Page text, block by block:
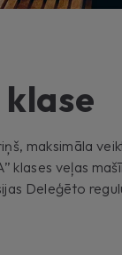
maksimāla
klases veļas
Deleģēto